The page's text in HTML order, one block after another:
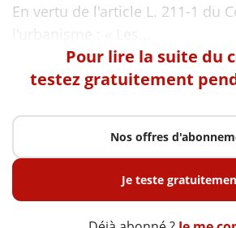
En vertu de l'article L. 211-1 du
Pour lire la suite du
testez gratuitement
Nos offres
Je teste